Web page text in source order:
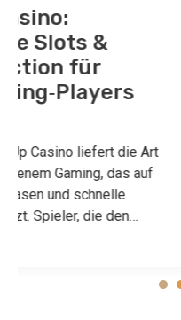
Fairpari
estrategia
agosto 8, 2026
Estrategias
El juego de
complejidad, se